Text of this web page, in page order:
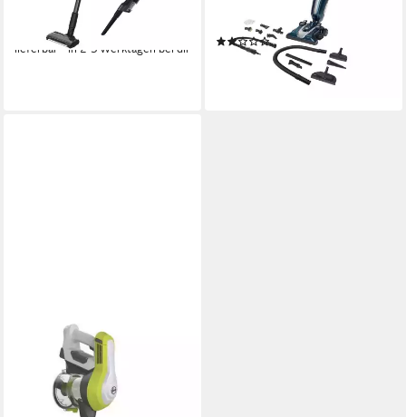
UVP 269,00 €
lieferbar - in 2-3 Werktagen bei dir
7,00 m
Reichweite
(5)
399,00 €
mtl. in 24 Raten
lieferbar - in 7-9 Werktagen bei dir
Akku-Handstaubsauger HF1
125,99 € 199,99 €
mtl. in 12 Raten